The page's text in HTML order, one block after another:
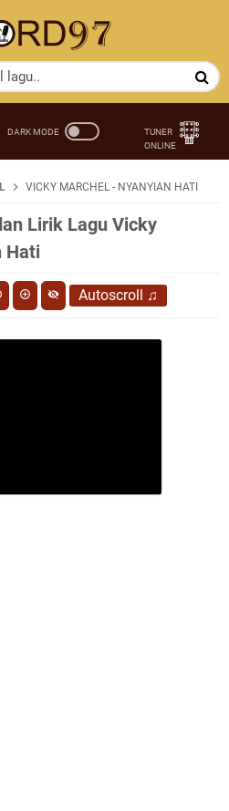
VICKY MARCHEL - NYANYIAN HATI
Lirik Lagu Vicky
Hati
Autoscroll ♫